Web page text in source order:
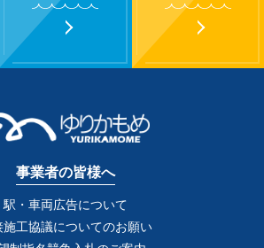
事業者の皆様へ
駅・車両広告について
施工協議についてのお願い